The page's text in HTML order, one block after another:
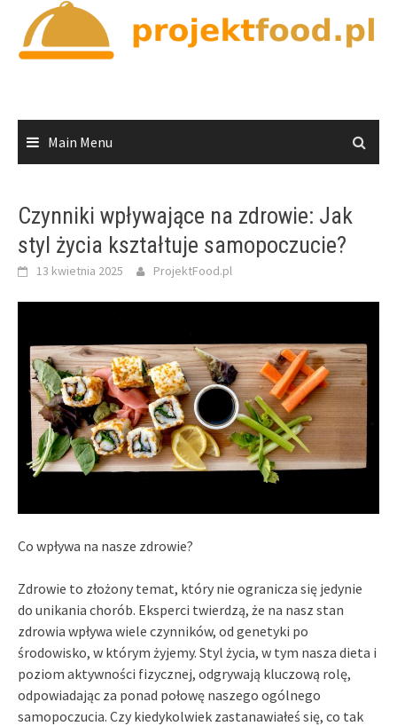
content
Main Menu
Czynniki wpływające na zdrowie: Jak
styl życia kształtuje samopoczucie?
13 kwietnia 2025 ProjektFood.pl
Co wpływa na nasze zdrowie?
Zdrowie to złożony temat, który nie ogranicza się jedynie
do unikania chorób. Eksperci twierdzą, że na nasz stan
zdrowia wpływa wiele czynników, od genetyki po
środowisko, w którym żyjemy. Styl życia, w tym nasza dieta i
poziom aktywności fizycznej, odgrywają kluczową rolę,
odpowiadając za ponad połowę naszego ogólnego
samopoczucia. Czy kiedykolwiek zastanawiałeś się, co tak